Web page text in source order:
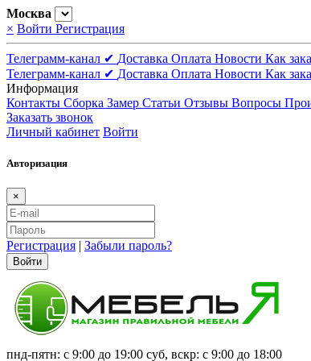
Москва
× Войти Регистрация
Телеграмм-канал ✔ Доставка Оплата Новости Как
Телеграмм-канал ✔ Доставка Оплата Новости Как
Информация
Контакты Сборка Замер Статьи Отзывы Вопросы
Заказать звонок
Личный кабинет Войти
Авторизация
×
Регистрация | Забыли пароль?
Войти
пнд-пятн: с 9:00 до 19:00 суб, вскр: с 9:00 до 18:00